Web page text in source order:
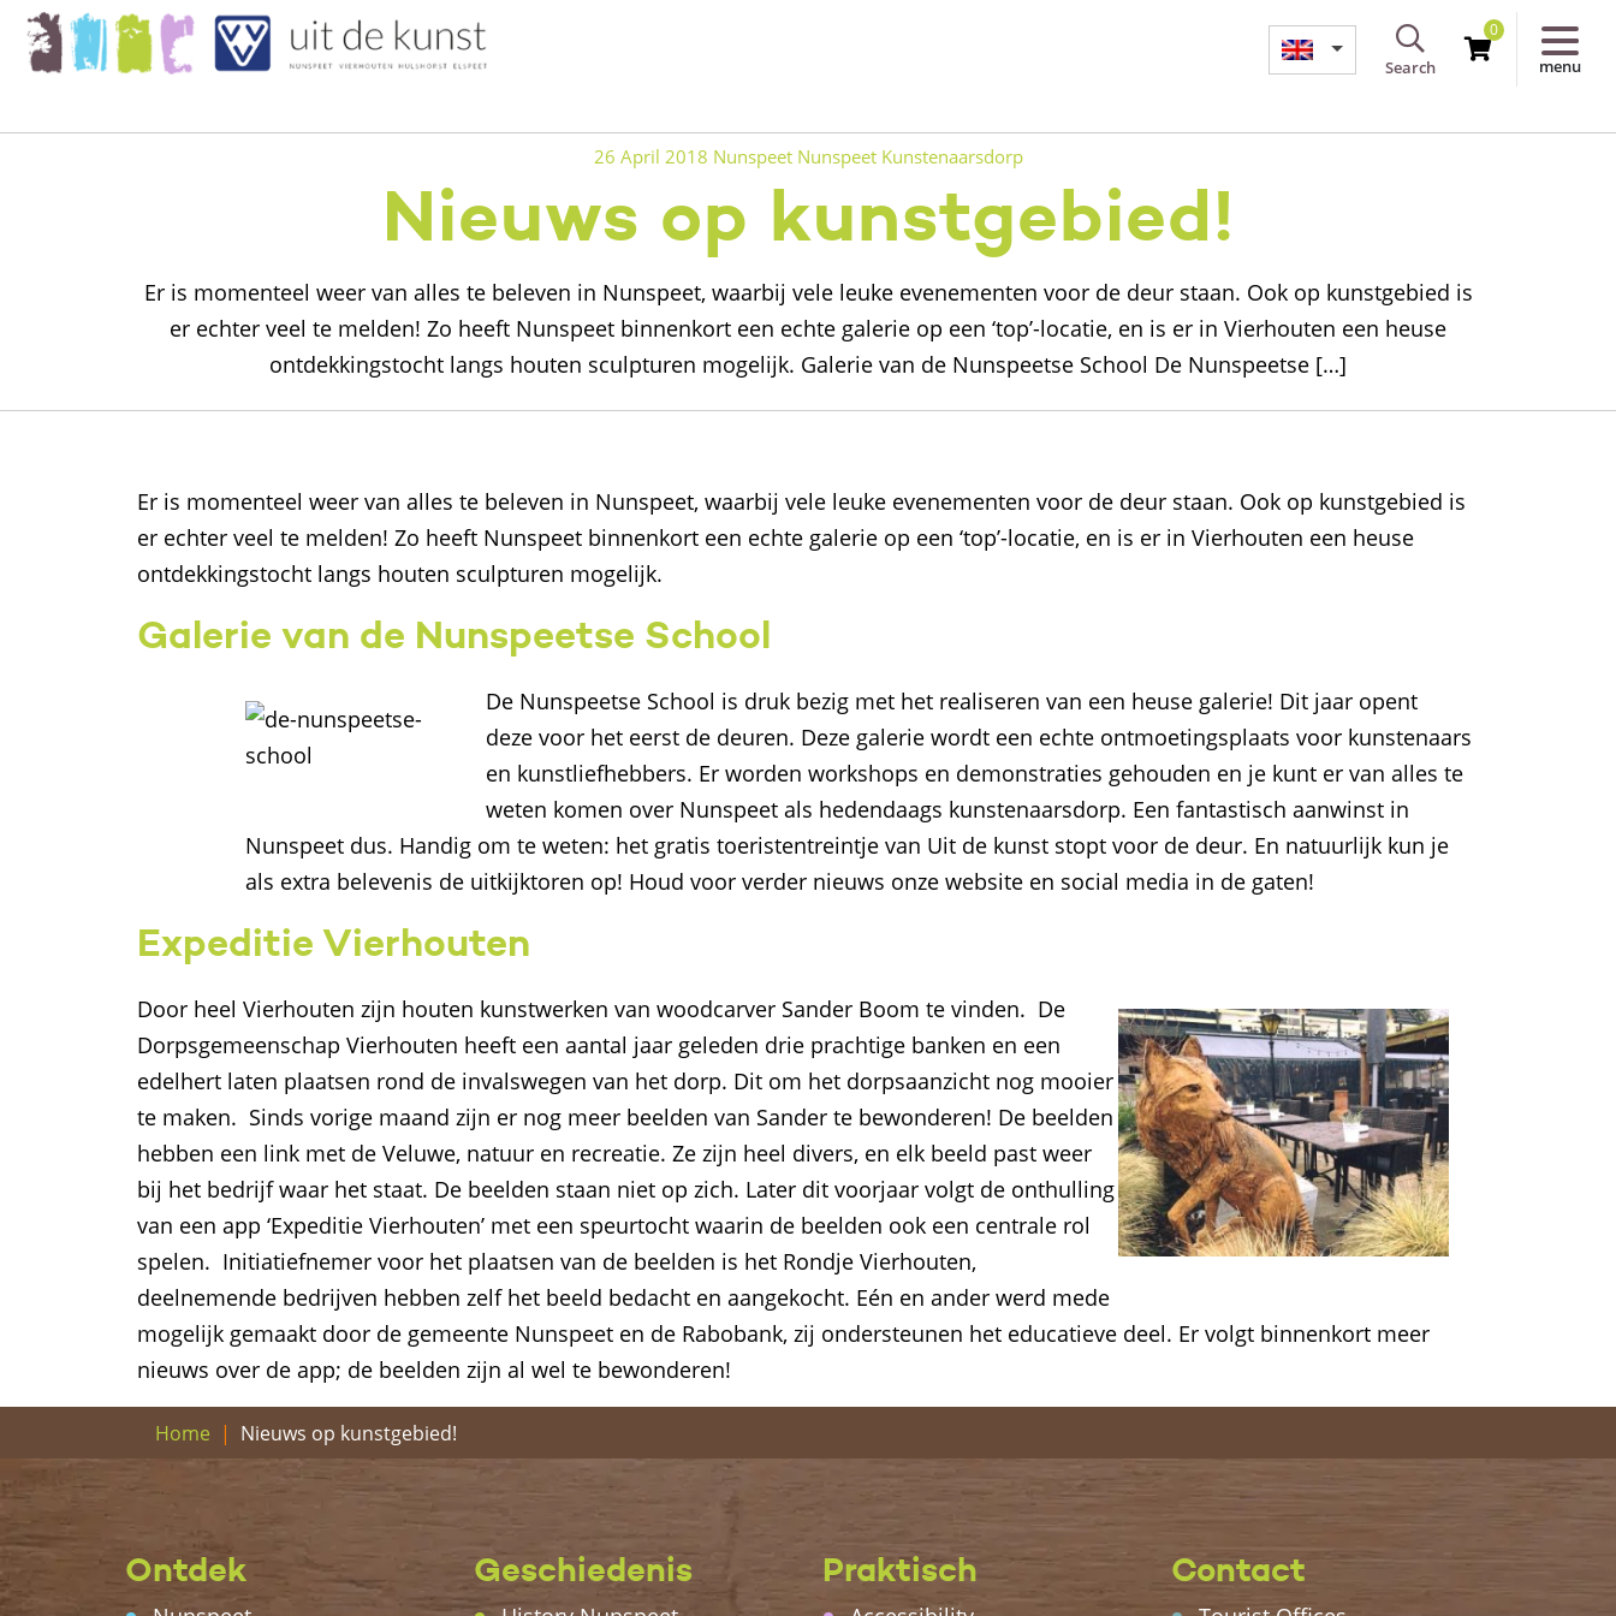
Search
0
menu
26 April 2018 Nunspeet Nunspeet Kunstenaarsdorp
Nieuws op kunstgebied!
Er is momenteel weer van alles te beleven in Nunspeet, waarbij vele leuke evenementen voor de deur staan. Ook op kunstgebied is
er echter veel te melden! Zo heeft Nunspeet binnenkort een echte galerie op een ‘top’-locatie, en is er in Vierhouten een heuse
ontdekkingstocht langs houten sculpturen mogelijk. Galerie van de Nunspeetse School De Nunspeetse […]
Er is momenteel weer van alles te beleven in Nunspeet, waarbij vele leuke evenementen voor de deur staan. Ook op kunstgebied is
er echter veel te melden! Zo heeft Nunspeet binnenkort een echte galerie op een ‘top’-locatie, en is er in Vierhouten een heuse
ontdekkingstocht langs houten sculpturen mogelijk.
Galerie van de Nunspeetse School
De Nunspeetse School is druk bezig met het realiseren van een heuse galerie! Dit jaar opent
deze voor het eerst de deuren. Deze galerie wordt een echte ontmoetingsplaats voor kunstenaars
en kunstliefhebbers. Er worden workshops en demonstraties gehouden en je kunt er van alles te
weten komen over Nunspeet als hedendaags kunstenaarsdorp. Een fantastisch aanwinst in
Nunspeet dus. Handig om te weten: het gratis toeristentreintje van Uit de kunst stopt voor de deur. En natuurlijk kun je
als extra belevenis de uitkijktoren op! Houd voor verder nieuws onze website en social media in de gaten!
Expeditie Vierhouten
Door heel Vierhouten zijn houten kunstwerken van woodcarver Sander Boom te vinden. De
Dorpsgemeenschap Vierhouten heeft een aantal jaar geleden drie prachtige banken en een
edelhert laten plaatsen rond de invalswegen van het dorp. Dit om het dorpsaanzicht nog mooier
te maken. Sinds vorige maand zijn er nog meer beelden van Sander te bewonderen! De beelden
hebben een link met de Veluwe, natuur en recreatie. Ze zijn heel divers, en elk beeld past weer
bij het bedrijf waar het staat. De beelden staan niet op zich. Later dit voorjaar volgt de onthulling
van een app ‘Expeditie Vierhouten’ met een speurtocht waarin de beelden ook een centrale rol
spelen. Initiatiefnemer voor het plaatsen van de beelden is het Rondje Vierhouten,
deelnemende bedrijven hebben zelf het beeld bedacht en aangekocht. Eén en ander werd mede
mogelijk gemaakt door de gemeente Nunspeet en de Rabobank, zij ondersteunen het educatieve deel. Er volgt binnenkort meer
nieuws over de app; de beelden zijn al wel te bewonderen!
Home Nieuws op kunstgebied!
Ontdek Geschiedenis Praktisch Contact